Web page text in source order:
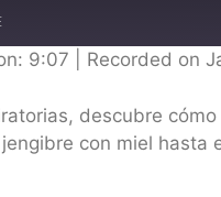
9:07 Recorded on
descubre
con miel